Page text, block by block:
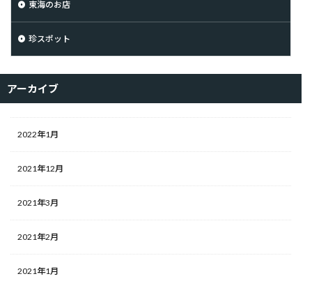
東海のお店
珍スポット
アーカイブ
2022年1月
2021年12月
2021年3月
2021年2月
2021年1月